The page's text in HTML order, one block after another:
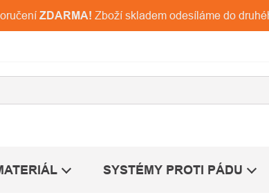
ZDARMA! Zboží skladem odesíláme do
SYSTÉMY PROTI PÁDU